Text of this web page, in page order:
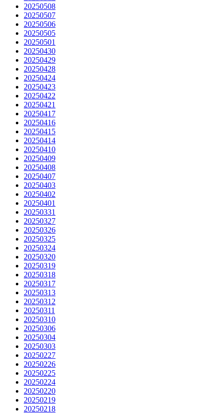
20250508
20250507
20250506
20250505
20250501
20250430
20250429
20250428
20250424
20250423
20250422
20250421
20250417
20250416
20250415
20250414
20250410
20250409
20250408
20250407
20250403
20250402
20250401
20250331
20250327
20250326
20250325
20250324
20250320
20250319
20250318
20250317
20250313
20250312
20250311
20250310
20250306
20250304
20250303
20250227
20250226
20250225
20250224
20250220
20250219
20250218